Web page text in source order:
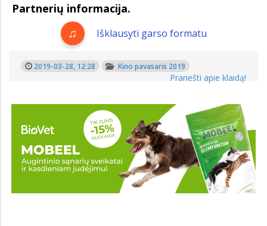
Partnerių informacija.
Išklausyti garso formatu
2019-03-28, 12:28 Kino pavasaris 2019
Pranešti apie klaidą!